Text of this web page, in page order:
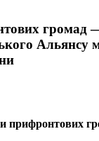
громад
Альянсу
прифронтових